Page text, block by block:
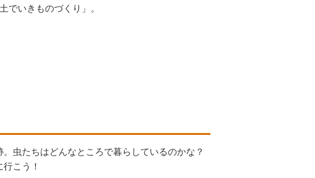
でいきものづくり」。
。虫たちはどんなところで暮らしているのかな？
こう！